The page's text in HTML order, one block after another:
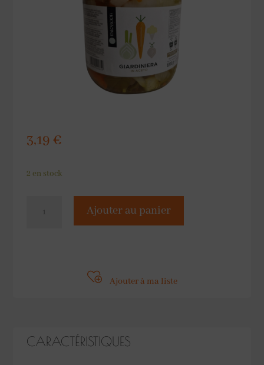
3,19 €
2 en stock
Ajouter au panier
Ajouter à ma liste
CARACTÉRISTIQUES